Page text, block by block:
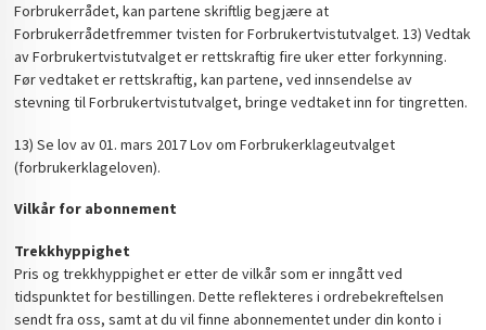
Forbrukerrådet, kan partene skriftlig begjære at
Forbrukerrådetfremmer tvisten for Forbrukertvistutvalget. 13) Vedtak
av Forbrukertvistutvalget er rettskraftig fire uker etter forkynning.
Før vedtaket er rettskraftig, kan partene, ved innsendelse av
stevning til Forbrukertvistutvalget, bringe vedtaket inn for tingretten.
13) Se lov av 01. mars 2017 Lov om Forbrukerklageutvalget
(forbrukerklageloven).
Vilkår for abonnement
Trekkhyppighet
Pris og trekkhyppighet er etter de vilkår som er inngått ved
tidspunktet for bestillingen. Dette reflekteres i ordrebekreftelsen
sendt fra oss, samt at du vil finne abonnementet under din konto i